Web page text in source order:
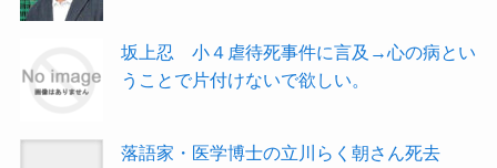
坂上忍 小４虐待死事件に言及→心の病とい
うことで片付けないで欲しい。
落語家・医学博士の立川らく朝さん死去